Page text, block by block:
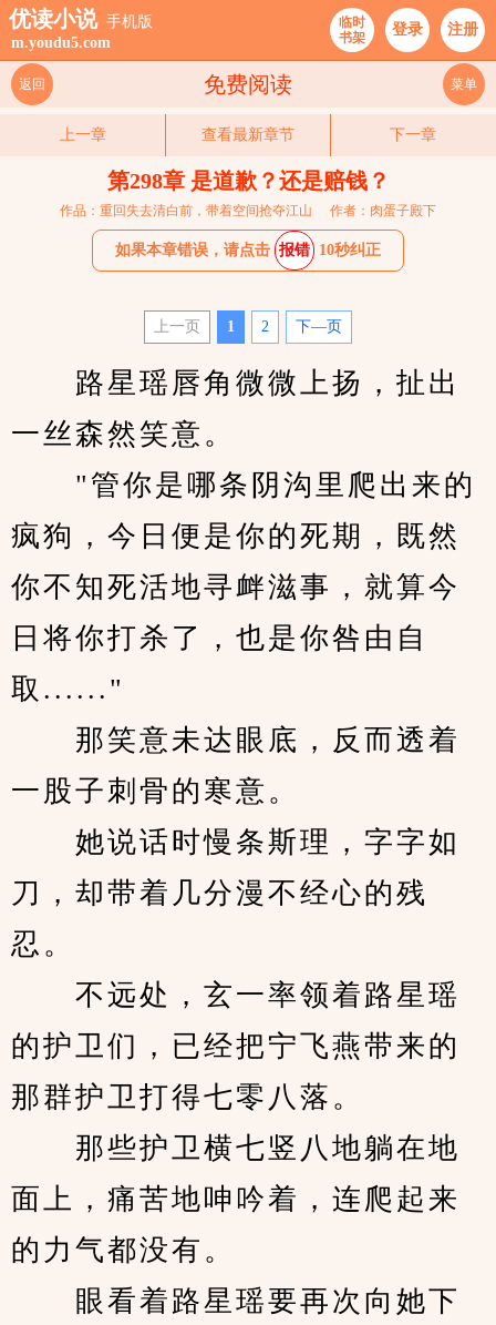
优读小说 手机版
m.youdu5.com
临时
书架
登录 注册
免费阅读
返回 菜单
上一章 查看最新章节 下一章
第298章 是道歉？还是赔钱？
作品：重回失去清白前，带着空间抢夺江山 作者：肉蛋子殿下
如果本章错误，请点击 报错 10秒纠正
上一页 1 2 下—页
路星瑶唇角微微上扬，扯出
一丝森然笑意。
"管你是哪条阴沟里爬出来的
疯狗，今日便是你的死期，既然
你不知死活地寻衅滋事，就算今
日将你打杀了，也是你咎由自
取......"
那笑意未达眼底，反而透着
一股子刺骨的寒意。
她说话时慢条斯理，字字如
刀，却带着几分漫不经心的残
忍。
不远处，玄一率领着路星瑶
的护卫们，已经把宁飞燕带来的
那群护卫打得七零八落。
那些护卫横七竖八地躺在地
面上，痛苦地呻吟着，连爬起来
的力气都没有。
眼看着路星瑶要再次向她下